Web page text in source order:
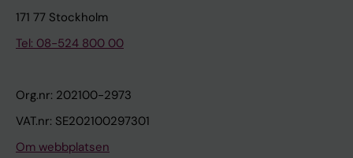
171 77 Stockholm
Tel: 08-524 800 00
Org.nr: 202100-2973
VAT.nr: SE202100297301
Om webbplatsen